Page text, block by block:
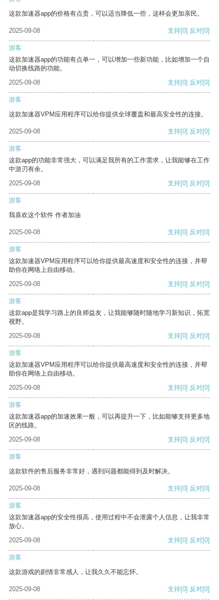
这款加速器app的价格有点贵，可以适当降低一些，这样会更加亲民。
2025-09-08 支持[0] 反对[0]
游客
这款加速器app的功能有点单一，可以增加一些新功能，比如增加一个自
动切换线路的功能。
2025-09-08
支持[0] 反对[0]
游客
这款加速器VPM应用程序可以给你提供全球覆盖和最高安全性的连接。
2025-09-08 支持[0] 反对[0]
游客
这款app的功能非常强大，可以满足我所有的工作需求，让我能够在工作
中游刃有余。
2025-09-08
支持[0] 反对[0]
游客
我喜欢这个软件 作者加油
2025-09-08 支持[0] 反对[0]
游客
这款加速器VPM应用程序可以给你提供最高速度和安全性的连接，并帮
助你在网络上自由移动。
2025-09-08
支持[0] 反对[0]
游客
这款app是我学习路上的良师益友，让我能够随时随地学习新知识，拓宽
视野。
2025-09-08
支持[0] 反对[0]
游客
这款加速器VPM应用程序可以给你提供最高速度和安全性的连接，并帮
助你在网络上自由移动。
2025-09-08
支持[0] 反对[0]
游客
这款加速器app的加速效果一般，可以再提升一下，比如能够支持更多地
区的线路。
2025-09-08
支持[0] 反对[0]
游客
这款软件的售后服务非常好，遇到问题都能得到及时解决。
2025-09-08 支持[0] 反对[0]
游客
这款加速器app的安全性很高，使用过程中不会泄露个人信息，让我非常
放心。
2025-09-08
支持[0] 反对[0]
游客
这款游戏的剧情非常感人，让我久久不能忘怀。
2025-09-08 支持[0] 反对[0]